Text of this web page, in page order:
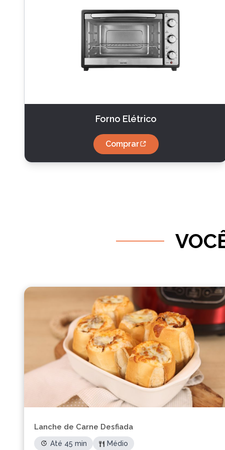
Forno Elétrico
Comprar
Lanche de Carne Desfiada
Até 45 min Médio